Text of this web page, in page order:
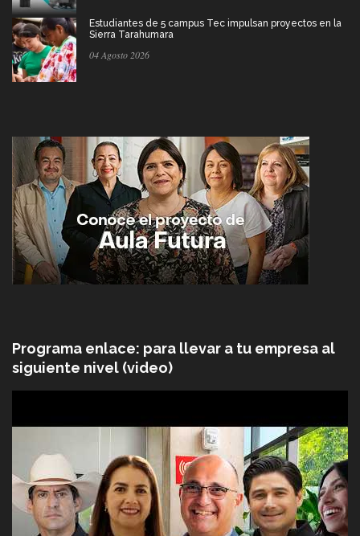
Estudiantes de 5 campus Tec impulsan proyectos en la
Sierra Tarahumara
04 Agosto 2026
Programa enlace: para llevar a tu empresa al
siguiente nivel (video)